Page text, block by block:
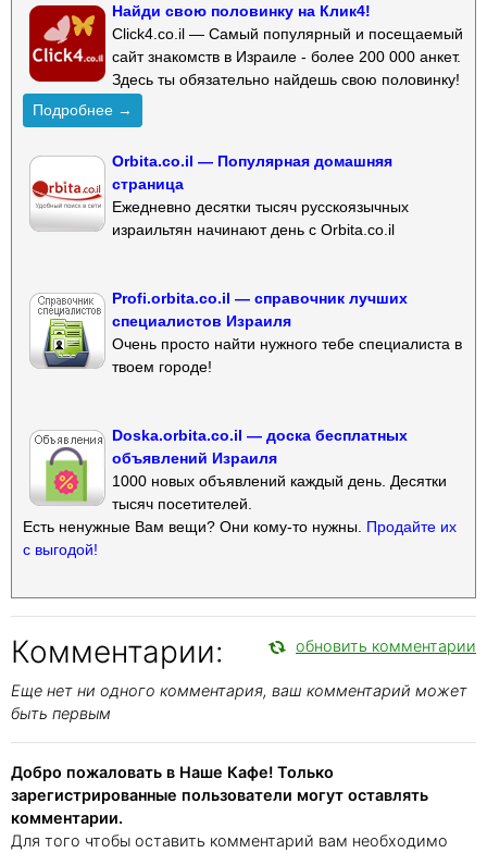
Найди свою половинку на Клик4!
Click4.co.il — Самый популярный и посещаемый
сайт знакомств в Израиле - более 200 000 анкет.
Здесь ты обязательно найдешь свою половинку!
Подробнее →
Orbita.co.il — Популярная домашняя
страница
Ежедневно десятки тысяч русскоязычных
израильтян начинают день с Orbita.co.il
Profi.orbita.co.il — справочник лучших
специалистов Израиля
Очень просто найти нужного тебе специалиста в
твоем городе!
Doska.orbita.co.il — доска бесплатных
объявлений Израиля
1000 новых объявлений каждый день. Десятки
тысяч посетителей.
Есть ненужные Вам вещи? Они кому-то нужны. Продайте их
с выгодой!
Комментарии: обновить комментарии
Еще нет ни одного комментария, ваш комментарий может
быть первым
Добро пожаловать в Наше Кафе! Только
зарегистрированные пользователи могут оставлять
комментарии.
Для того чтобы оставить комментарий вам необходимо